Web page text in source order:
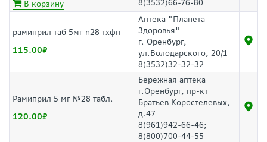
В корзину
8(3532)66-76-80
рамиприл таб 5мг n28 тхфп
115.00
Аптека "Планета
Здоровья"
г. Оренбург,
ул.Володарского, 20/1
8(3532)32-32-32
Рамиприл 5 мг №28 табл.
120.00
Бережная аптека
г.Оренбург, пр-кт
Братьев Коростелевых,
д.47
8(961)942-66-46;
8(800)700-44-55